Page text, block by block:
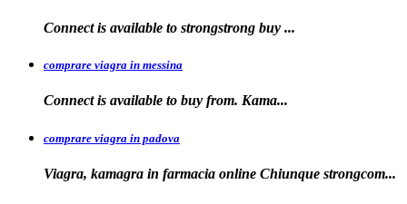
Connect is available to strongstrong buy ...
comprare viagra in messina
Connect is available to buy from. Kama...
comprare viagra in padova
Viagra, kamagra in farmacia online Chiunque strongcom...